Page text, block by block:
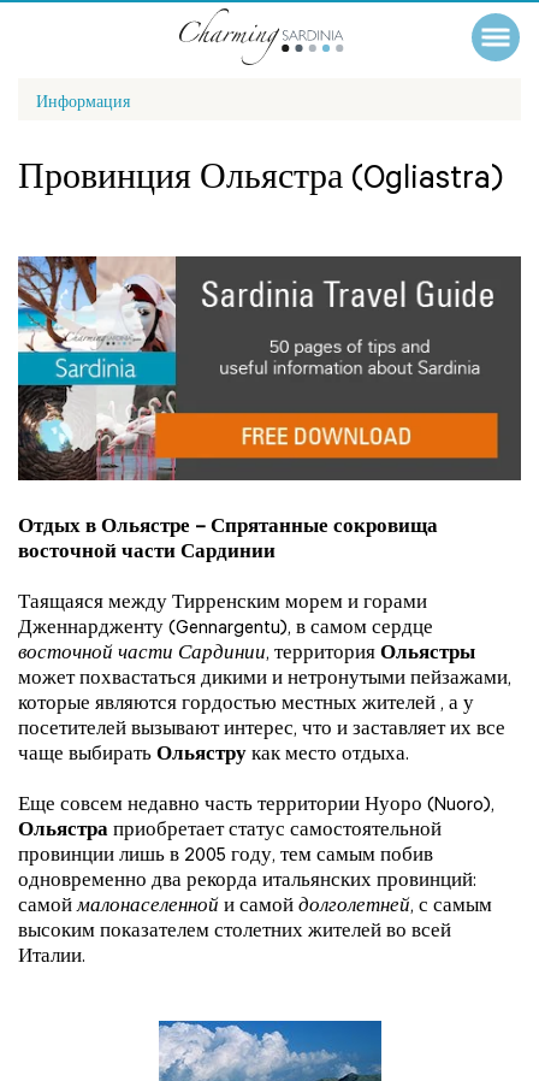
Информация
Провинция Ольястра (Ogliastra)
Отдых в Ольястре – Спрятанные сокровища
восточной части Сардинии
Таящаяся между Тирренским морем и горами
Дженнардженту (Gennargentu), в самом сердце
восточной части Сардинии, территория Ольястры
может похвастаться дикими и нетронутыми пейзажами,
которые являются гордостью местных жителей , а у
посетителей вызывают интерес, что и заставляет их все
чаще выбирать Ольястру как место отдыха.
Еще совсем недавно часть территории Нуоро (Nuoro),
Ольястра приобретает статус самостоятельной
провинции лишь в 2005 году, тем самым побив
одновременно два рекорда итальянских провинций:
самоймалонаселенной и самой долголетней, с самым
высоким показателем столетних жителей во всей
Италии.